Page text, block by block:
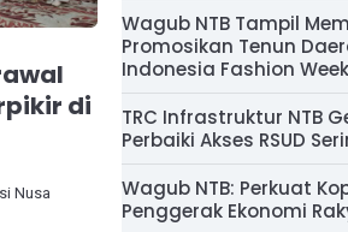
di
Nusa
Wagub NTB Tampil
Promosikan Tenun
Indonesia Fashion
TRC Infrastruktur NTB
Perbaiki Akses RSUD
Wagub NTB: Perkuat
Penggerak Ekonomi